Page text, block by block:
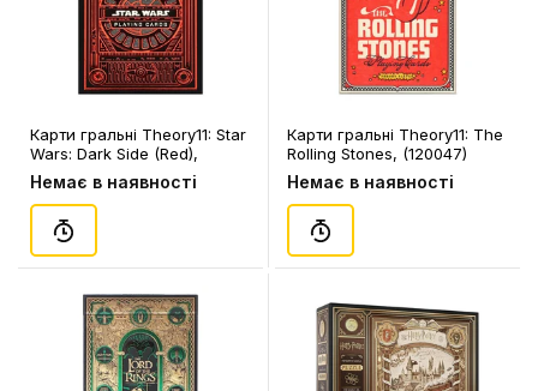
Карти гральні Theory11: Star
Wars: Dark Side (Red),
(120032)
Немає в наявності
Карти гральні Theory11: The
Rolling Stones, (120047)
Немає в наявності